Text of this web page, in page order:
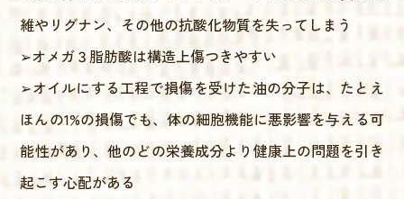
維やリグナン、その他の抗酸化物質を失ってしまう
➢オメガ３脂肪酸は構造上傷つきやすい
➢オイルにする工程で損傷を受けた油の分子は、たとえ
ほんの1%の損傷でも、体の細胞機能に悪影響を与える可
能性があり、他のどの栄養成分より健康上の問題を引き
起こす心配がある